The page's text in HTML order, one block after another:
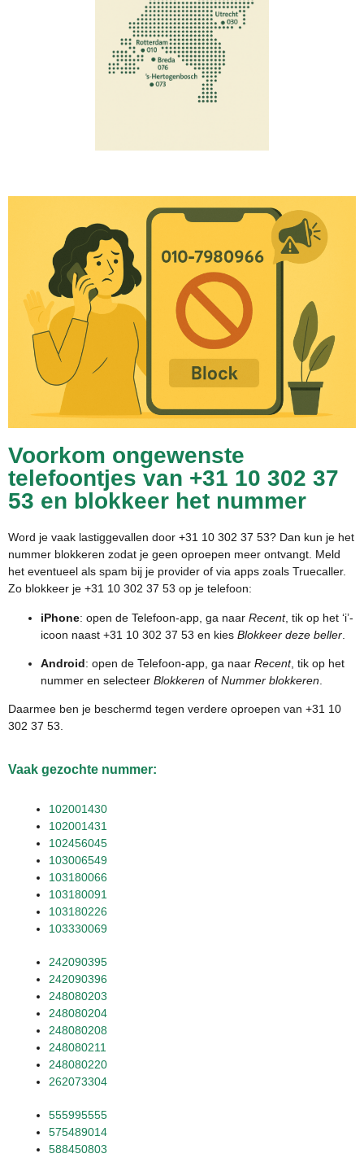
Voorkom ongewenste
telefoontjes van +31 10 302 37
53 en blokkeer het nummer
Word je vaak lastiggevallen door +31 10 302 37 53? Dan kun je het
nummer blokkeren zodat je geen oproepen meer ontvangt. Meld
het eventueel als spam bij je provider of via apps zoals Truecaller.
Zo blokkeer je +31 10 302 37 53 op je telefoon:
iPhone: open de Telefoon-app, ga naar Recent, tik op het ‘i’-
icoon naast +31 10 302 37 53 en kies Blokkeer deze beller
Android: open de Telefoon-app, ga naar Recent, tik op het
nummer en selecteer Blokkeren of Nummer blokkeren
Daarmee ben je beschermd tegen verdere oproepen van +31 10
302 37 53.
Vaak gezochte nummer:
102001430
102001431
102456045
103006549
103180066
103180091
103180226
103330069
242090395
242090396
248080203
248080204
248080208
248080211
248080220
262073304
555995555
575489014
588450803